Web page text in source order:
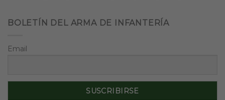
BOLETÍN DEL ARMA DE INFANTERÍA
Email